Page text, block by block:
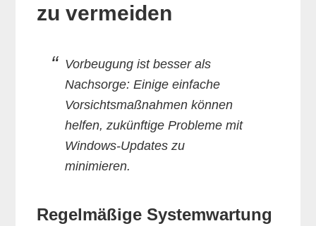
zu vermeiden
Vorbeugung ist besser als
Nachsorge: Einige einfache
Vorsichtsmaßnahmen können
helfen, zukünftige Probleme mit
Windows-Updates zu
minimieren.
Regelmäßige Systemwartung